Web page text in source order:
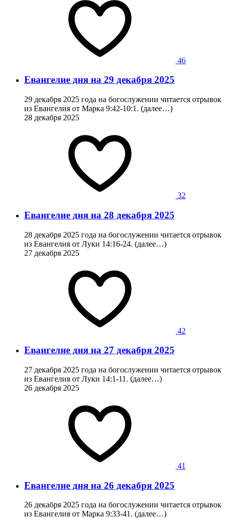
46
Евангелие дня на 29 декабря 2025
29 декабря 2025 года на богослужении читается отрывок
из Евангелия от Марка 9:42-10:1. (далее…)
28 декабря 2025
32
Евангелие дня на 28 декабря 2025
28 декабря 2025 года на богослужении читается отрывок
из Евангелия от Луки 14:16-24. (далее…)
27 декабря 2025
42
Евангелие дня на 27 декабря 2025
27 декабря 2025 года на богослужении читается отрывок
из Евангелия от Луки 14:1-11. (далее…)
26 декабря 2025
41
Евангелие дня на 26 декабря 2025
26 декабря 2025 года на богослужении читается отрывок
из Евангелия от Марка 9:33-41. (далее…)